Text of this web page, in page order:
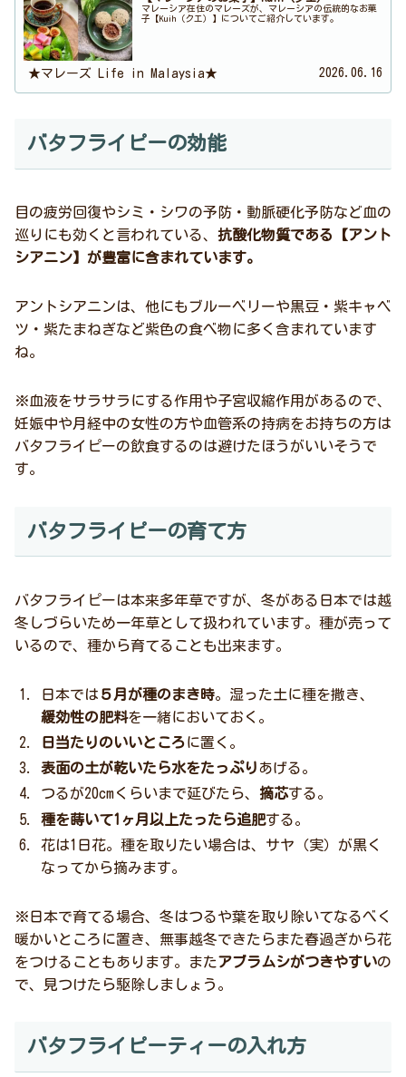
マレーシア在住のマレーズが、マレーシアの伝統的なお菓
子【Kuih（クエ）】についてご紹介しています。
★マレーズ Life in Malaysia★ 2026.06.16
バタフライピーの効能
目の疲労回復やシミ・シワの予防・動脈硬化予防など血の
巡りにも効くと言われている、 抗酸化物質である【アント
シアニン】が豊富に含まれています。
アントシアニンは、他にもブルーベリーや黒豆・紫キャベ
ツ・紫たまねぎなど紫色の食べ物に多く含まれています
ね。
※血液をサラサラにする作用や子宮収縮作用があるので、
妊娠中や月経中の女性の方や血管系の持病をお持ちの方は
バタフライピーの飲食するのは避けたほうがいいそうで
す。
バタフライピーの育て方
バタフライピーは本来多年草ですが、冬がある日本では越
冬しづらいため一年草として扱われています。種が売って
いるので、種から育てることも出来ます。
日本では ５月が種のまき時。湿った土に種を撒き、
緩効性の肥料を一緒においておく。
日当たりのいいところに置く。
表面の土が乾いたら水をたっぷりあげる。
つるが20cmくらいまで延びたら、 摘芯する。
種を蒔いて1ヶ月以上たったら追肥する。
花は1日花。種を取りたい場合は、サヤ（実）が黒く
なってから摘みます。
※日本で育てる場合、冬はつるや葉を取り除いてなるべく
暖かいところに置き、無事越冬できたらまた春過ぎから花
をつけることもあります。またアブラムシがつきやすいの
で、見つけたら駆除しましょう。
バタフライピーティーの入れ方